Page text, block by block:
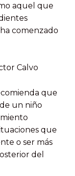
aquel que
comenzado
que
un niño
que
o ser más
del